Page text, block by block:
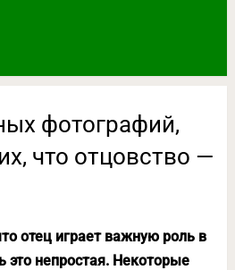
фотографий,
что отцовство —
отец играет важную роль в
это непростая. Некоторые